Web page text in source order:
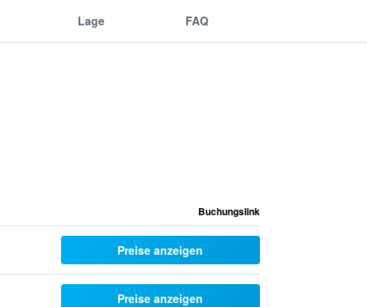
Lage FAQ
Buchungslink
Preise anzeigen
Preise anzeigen